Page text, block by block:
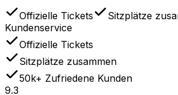
Offizielle Tickets Sitzplätze
Kundenservice
Offizielle Tickets
Sitzplätze zusammen
50k+ Zufriedene Kunden
9.3